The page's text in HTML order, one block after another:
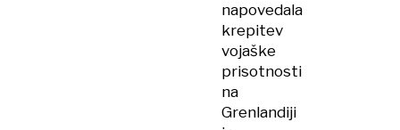
napovedala
krepitev
vojaške
prisotnosti
na
Grenlandiji